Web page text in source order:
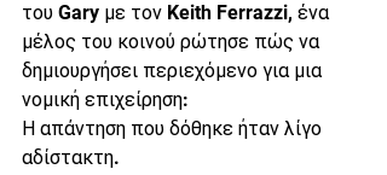
του Gary με τον Keith Ferrazzi, ένα
μέλος του κοινού ρώτησε πώς να
δημιουργήσει περιεχόμενο για μια
νομική επιχείρηση:
Η απάντηση που δόθηκε ήταν λίγο
αδίστακτη.